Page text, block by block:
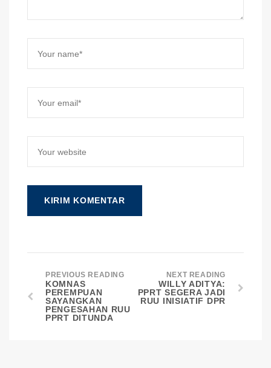
PREVIOUS READING
KOMNAS
PEREMPUAN
SAYANGKAN
PENGESAHAN RUU
PPRT DITUNDA
NEXT READING
WILLY ADITYA:
PPRT SEGERA JADI
RUU INISIATIF DPR